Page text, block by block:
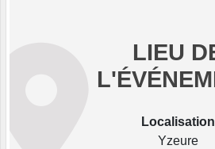
LIEU
Localisation
Yzeure